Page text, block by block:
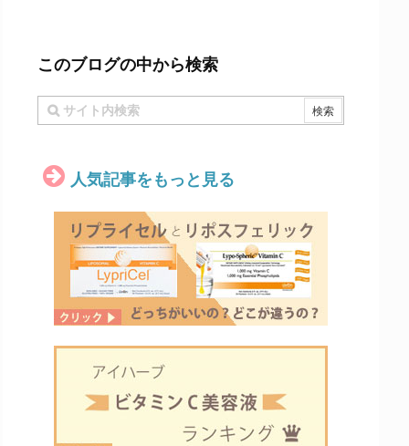
このブログの中から検索
人気記事をもっと見る